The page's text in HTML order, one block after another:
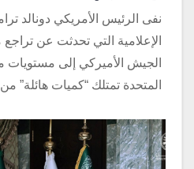
نفى الرئيس الأمريكي دونالد
الإعلامية التي تحدثت عن
الجيش الأميركي إلى مستويات
المتحدة تمتلك “كميات هائلة”